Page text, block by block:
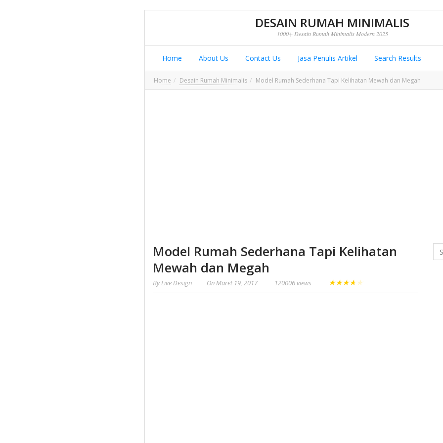
DESAIN RUMAH MINIMALIS
1000+ Desain Rumah Minimalis Modern 2025
Home About Us Contact Us Jasa Penulis Artikel Search Results
Home Desain Rumah Minimalis Model Rumah Sederhana Tapi Kelihatan Mewah dan Megah
Model Rumah Sederhana Tapi Kelihatan
Mewah dan Megah
ByLive Design OnMaret 19, 2017 120006 views ★★★★★